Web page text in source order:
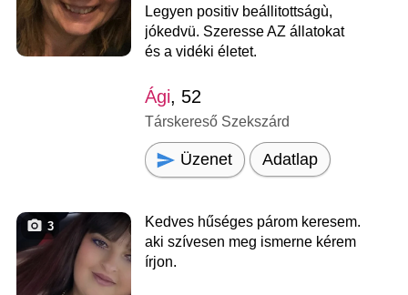
Legyen positiv beállitottságù,
jókedvü. Szeresse AZ állatokat
és a vidéki életet.
Ági, 52
Társkereső Szekszárd
Üzenet Adatlap
3
Kedves hűséges párom keresem.
aki szívesen meg ismerne kérem
írjon.